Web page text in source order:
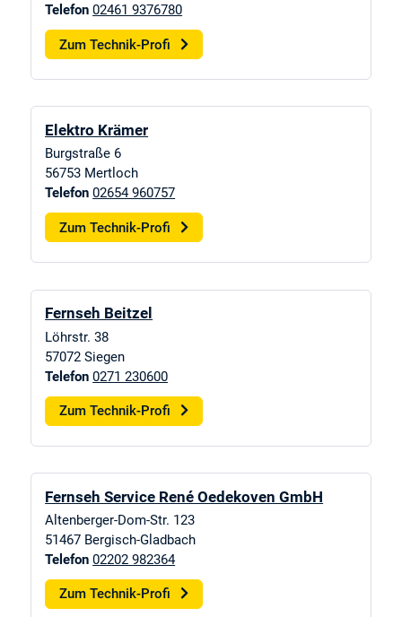
Telefon 02461 9376780
Zum Technik-Profi
Elektro Krämer
Burgstraße 6
56753 Mertloch
Telefon 02654 960757
Zum Technik-Profi
Fernseh Beitzel
Löhrstr. 38
57072 Siegen
Telefon 0271 230600
Zum Technik-Profi
Fernseh Service René Oedekoven GmbH
Altenberger-Dom-Str. 123
51467 Bergisch-Gladbach
Telefon 02202 982364
Zum Technik-Profi